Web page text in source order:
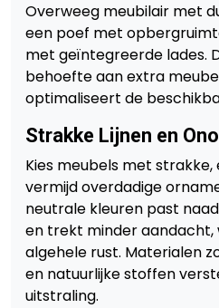
Overweeg meubilair met
een poef met
met geïntegreerde lades.
behoefte aan extra
optimaliseert de
Strakke Lijnen en
Kies meubels met strakke,
vermijd overdadige
neutrale kleuren past
en trekt minder
algehele rust. Materialen
en natuurlijke stoffen
uitstraling.